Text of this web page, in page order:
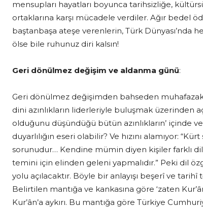
mensupları hayatları boyunca tarihsizliğe,
ortaklarına karşı mücadele verdiler. Ağır bedel
baştanbaşa ateşe verenlerin, Türk Dünyası’nda
ölse bile ruhunuz diri kalsın!
Geri dönülmez değişim ve aldanma günü:
Geri dönülmez değişimden bahseden
dini azınlıkların liderleriyle buluşmak üzerinden
olduğunu düşündüğü bütün azınlıkların’ içinde
duyarlılığın eseri olabilir? Ve hızını alamıyor:
sorunudur… Kendine mümin diyen kişiler farklı
temini için elinden geleni yapmalıdır.” Peki dil
yolu açılacaktır. Böyle bir anlayışı beşerî ve
Belirtilen mantığa ve kankasına göre ‘zaten
Kur’ân’a aykırı. Bu mantığa göre Türkiye